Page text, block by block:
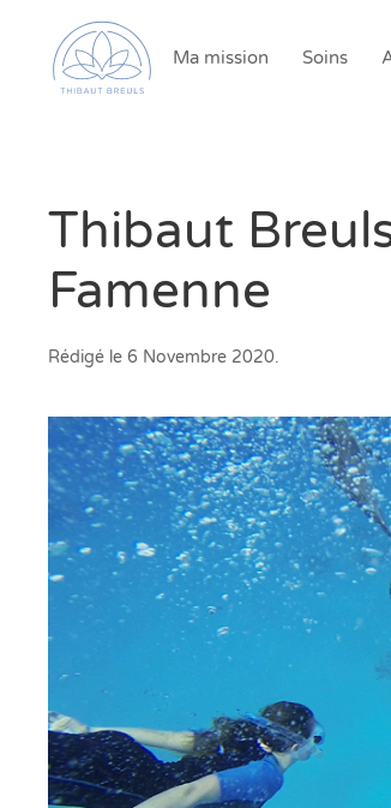
Ma mission Soins
Thibaut
Famenne
Rédigé le 6 Novembre 2020.